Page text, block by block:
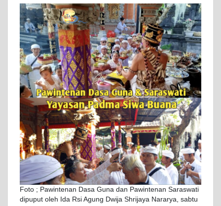
Foto ; Pawintenan Dasa Guna dan Pawintenan Saraswati
dipuput oleh Ida Rsi Agung Dwija Shrijaya Nararya, sabtu